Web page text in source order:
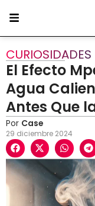
El Efecto
Agua
Antes Que
Por Case
29 diciembre 2024